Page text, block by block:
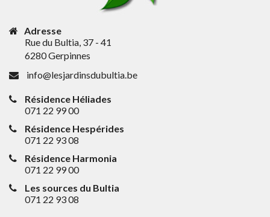
Adresse
Rue du Bultia, 37 - 41
6280 Gerpinnes
info@lesjardinsdubultia.be
Résidence Héliades
071 22 99 00
Résidence Hespérides
071 22 93 08
Résidence Harmonia
071 22 99 00
Les sources du Bultia
071 22 93 08